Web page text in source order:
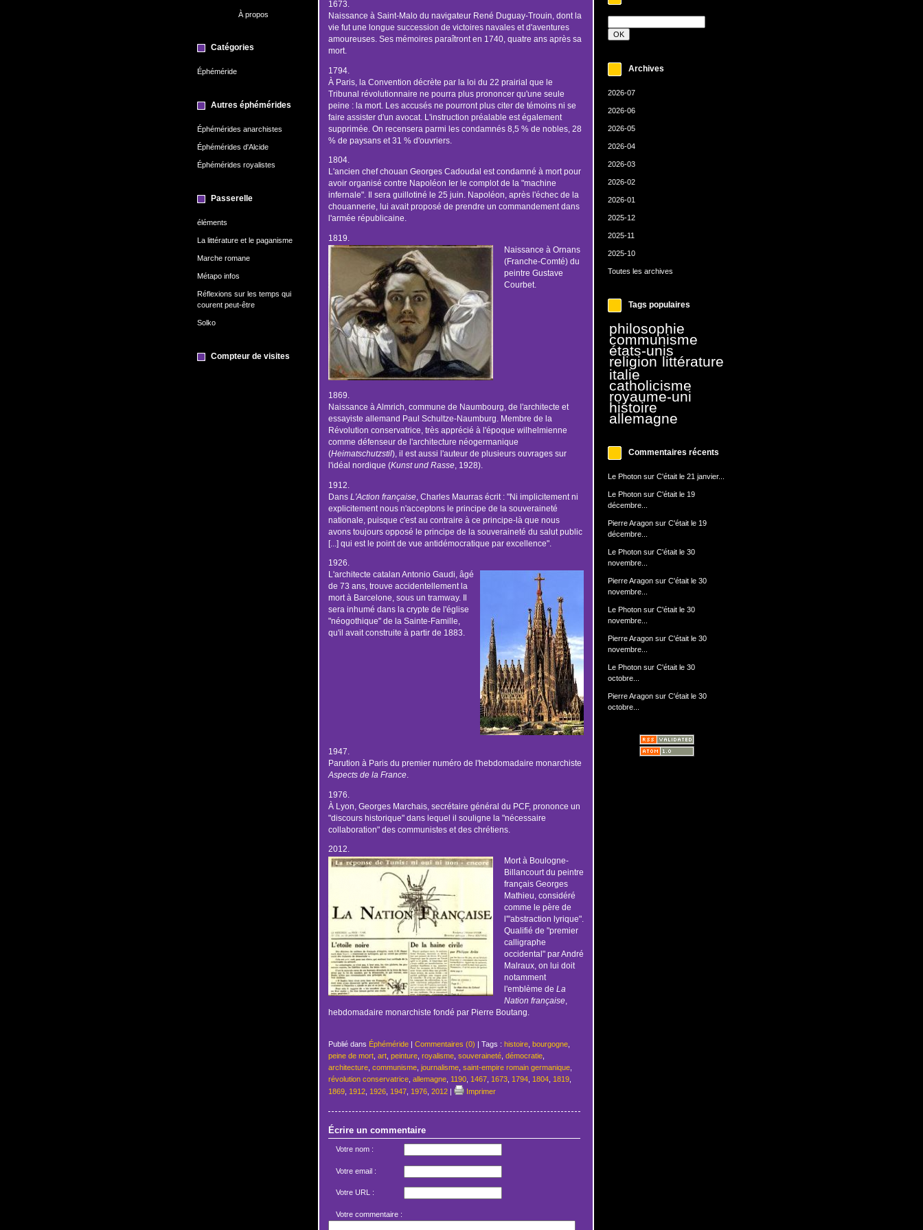
À propos
Catégories
Éphéméride
Autres éphémérides
Éphémérides anarchistes
Éphémérides d'Alcide
Éphémérides royalistes
Passerelle
éléments
La littérature et le paganisme
Marche romane
Métapo infos
Réflexions sur les temps qui
courent peut-être
Solko
Compteur de visites
Archives
2026-07
2026-06
2026-05
2026-04
2026-03
2026-02
2026-01
2025-12
2025-11
2025-10
Toutes les archives
Tags populaires
philosophie
communisme
états-unis
religion littérature
italie
catholicisme
royaume-uni
histoire
allemagne
Commentaires récents
Le Photonsur C'était le 21 janvier...
Le Photonsur C'était le 19
décembre...
Pierre Aragonsur C'était le 19
décembre...
Le Photonsur C'était le 30
novembre...
Pierre Aragonsur C'était le 30
novembre...
Le Photonsur C'était le 30
novembre...
Pierre Aragonsur C'était le 30
novembre...
Le Photonsur C'était le 30
octobre...
Pierre Aragonsur C'était le 30
octobre...
1673.
Naissance à Saint-Malo du navigateur René Duguay-Trouin, dont la
vie fut une longue succession de victoires navales et d'aventures
amoureuses. Ses mémoires paraîtront en 1740, quatre ans après sa
mort.
1794.
À Paris, la Convention décrète par la loi du 22 prairial que le
Tribunal révolutionnaire ne pourra plus prononcer qu'une seule
peine : la mort. Les accusés ne pourront plus citer de témoins ni se
faire assister d'un avocat. L'instruction préalable est également
supprimée. On recensera parmi les condamnés 8,5 % de nobles, 28
% de paysans et 31 % d'ouvriers.
1804.
L'ancien chef chouan Georges Cadoudal est condamné à mort pour
avoir organisé contre Napoléon Ier le complot de la "machine
infernale". Il sera guillotiné le 25 juin. Napoléon, après l'échec de la
chouannerie, lui avait proposé de prendre un commandement dans
l'armée républicaine.
1819.
Naissance à Ornans
(Franche-Comté) du
peintre Gustave
Courbet.
1869.
Naissance à Almrich, commune de Naumbourg, de l'architecte et
essayiste allemand Paul Schultze-Naumburg. Membre de la
Révolution conservatrice, très apprécié à l'époque wilhelmienne
comme défenseur de l'architecture néogermanique
(Heimatschutzstil), il est aussi l'auteur de plusieurs ouvrages sur
l'idéal nordique (Kunst und Rasse, 1928).
1912.
Dans L'Action française, Charles Maurras écrit : "Ni implicitement ni
explicitement nous n'acceptons le principe de la souveraineté
nationale, puisque c'est au contraire à ce principe-là que nous
avons toujours opposé le principe de la souveraineté du salut public
[...] qui est le point de vue antidémocratique par excellence".
1926.
L'architecte catalan Antonio Gaudi, âgé
de 73 ans, trouve accidentellement la
mort à Barcelone, sous un tramway. Il
sera inhumé dans la crypte de l'église
"néogothique" de la Sainte-Famille,
qu'il avait construite à partir de 1883.
1947.
Parution à Paris du premier numéro de l'hebdomadaire monarchiste
Aspects de la France.
1976.
À Lyon, Georges Marchais, secrétaire général du PCF, prononce un
"discours historique" dans lequel il souligne la "nécessaire
collaboration" des communistes et des chrétiens.
2012.
Mort à Boulogne-
Billancourt du peintre
français Georges
Mathieu, considéré
comme le père de
l'"abstraction lyrique".
Qualifié de "premier
calligraphe
occidental" par André
Malraux, on lui doit
notamment
l'emblème de La
Nation française,
hebdomadaire monarchiste fondé par Pierre Boutang.
Publié dans Éphéméride| Commentaires (0) | Tags : histoire, bourgogne,
peine de mort, art, peinture, royalisme, souveraineté, démocratie,
architecture, communisme, journalisme, saint-empire romain germanique,
révolution conservatrice, allemagne, 1190, 1467, 1673, 1794, 1804, 1819,
1869, 1912, 1926, 1947, 1976, 2012| Imprimer
Écrire un commentaire
Votre nom :
Votre email :
Votre URL :
Votre commentaire :